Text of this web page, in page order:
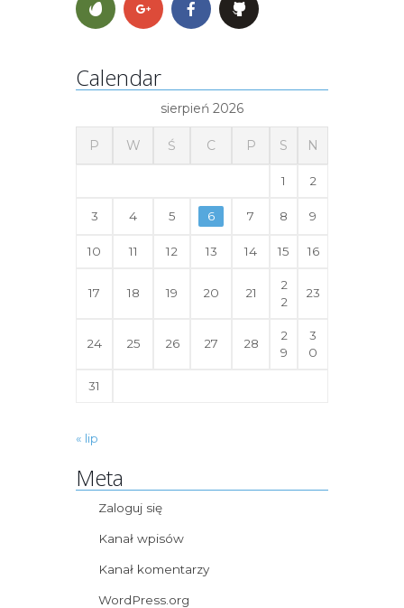
Calendar
sierpień 2026
P W Ś C P S N
1 2
3 4 5 6 7 8 9
10 11 12 13 14 15 16
17 18 19 20 21
2
2
23
24 25 26 27 28
2
9
3
0
31
« lip
Meta
Zaloguj się
Kanał wpisów
Kanał komentarzy
WordPress.org